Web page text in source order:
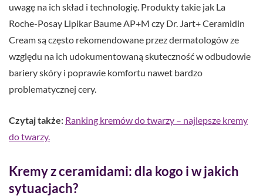
uwagę na ich skład i technologię. Produkty takie jak La
Roche-Posay Lipikar Baume AP+M czy Dr. Jart+ Ceramidin
Cream są często rekomendowane przez dermatologów ze
względu na ich udokumentowaną skuteczność w odbudowie
bariery skóry i poprawie komfortu nawet bardzo
problematycznej cery.
Czytaj także: Ranking kremów do twarzy – najlepsze kremy
do twarzy.
Kremy z ceramidami: dla kogo i w jakich
sytuacjach?